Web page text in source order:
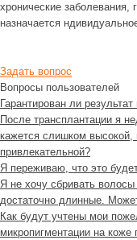
хронические
назначается
Задать вопрос
Вопросы пользователей
Гарантирован ли
После трансплантации я
кажется слишком
привлекательной?
Я переживаю, что это
Я не хочу сбривать
достаточно длинные.
Как будут учтены мои
микропигментации на коже